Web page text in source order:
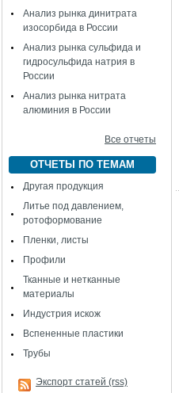
Анализ рынка динитрата
изосорбида в России
Анализ рынка сульфида и
гидросульфида натрия в
России
Анализ рынка нитрата
алюминия в России
Все отчеты
ОТЧЕТЫ ПО ТЕМАМ
Другая продукция
Литье под давлением,
ротоформование
Пленки, листы
Профили
Тканные и нетканные
материалы
Индустрия искож
Вспененные пластики
Трубы
Экспорт статей (rss)